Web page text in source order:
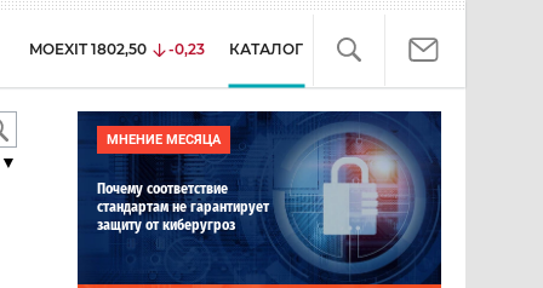
MOEXIT 1802,50 -0,23 КАТАЛОГ
▼
МНЕНИЕ МЕСЯЦА
Почему соответствие
стандартам не гарантирует
защиту от киберугроз